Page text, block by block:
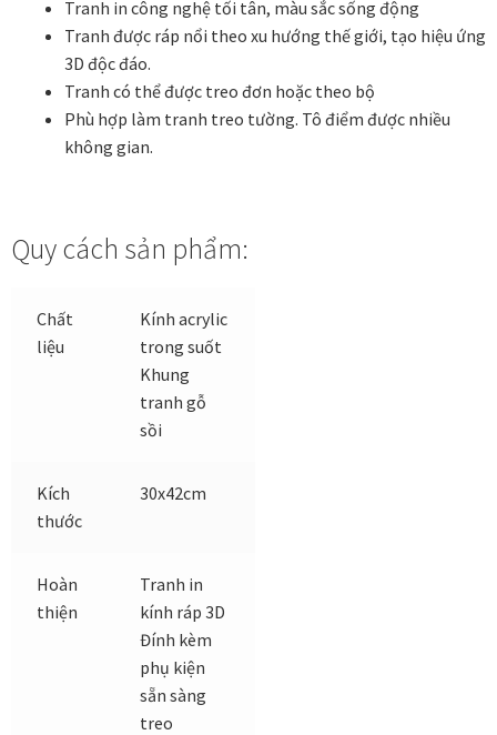
Các dòng giấy in Giclee
Catalogue
Catalogue Bộ Sưu Tập Mã Vương
Dây treo Tết Bính Ngọ 2026
Đóng khung tranh theo yêu cầu
Đóng khung tranh thảm Dubai
Đóng khung ảnh
Đóng khung áo đấu – áo thun
Đóng khung tranh đính đá
Đóng khung tranh kính cho tranh ảnh, giấy mỹ thuật,
poster, bản vẽ tay
Tranh in công nghệ tối tân, màu sắc sống động
Tranh được ráp nổi theo xu hướng thế giới, tạo hiệu ứng
3D độc đáo.
Tranh có thể được treo đơn hoặc theo bộ
Phù hợp làm tranh treo tường. Tô điểm được nhiều
không gian.
Quy cách sản phẩm:
Chất
liệu
Kính acrylic
trong suốt
Khung
tranh gỗ
sồi
Kích
thước
30x42cm
Hoàn
thiện
Tranh in
kính ráp 3D
Đính kèm
phụ kiện
sẵn sàng
treo